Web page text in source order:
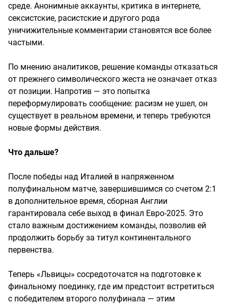
среде. Анонимные аккаунты, критика в интернете,
сексистские, расистские и другого рода
уничижительные комментарии становятся все более
частыми.
По мнению аналитиков, решение команды отказаться
от прежнего символического жеста не означает отказ
от позиции. Напротив — это попытка
переформулировать сообщение: расизм не ушел, он
существует в реальном времени, и теперь требуются
новые формы действия.
Что дальше?
После победы над Италией в напряженном
полуфинальном матче, завершившимся со счетом 2:1
в дополнительное время, сборная Англии
гарантировала себе выход в финал Евро‑2025. Это
стало важным достижением команды, позволив ей
продолжить борьбу за титул континентального
первенства.
Теперь «Львицы» сосредоточатся на подготовке к
финальному поединку, где им предстоит встретиться
с победителем второго полуфинала — этим